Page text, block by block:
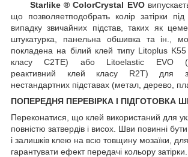
Starlike ® ColorCrystal EVO
що позволяетподобрать колір затірки
випадку звичайних підстав, таких як
штукатурка, панельна обшивка та ін.,
покладена на білий клей типу Litoplus
класу C2TE) або Litoelastic EVO
реактивний клей класу R2T) для
нестандартних підставах (метал, дерево,
ПОПЕРЕДНЯ ПЕРЕВІРКА І ПІДГОТОВКА
Переконатися, що клей використаний для
повністю затвердів і висох. Шви повинні
і залишків клею на всю товщину мозаїки,
гарантувати ефект передачі кольору